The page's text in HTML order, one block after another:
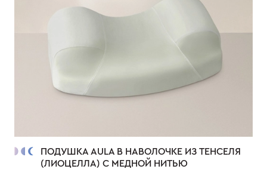
ПОДУШКА AULA В НАВОЛОЧКЕ ИЗ ТЕНСЕЛЯ
(ЛИОЦЕЛЛА) С МЕДНОЙ НИТЬЮ